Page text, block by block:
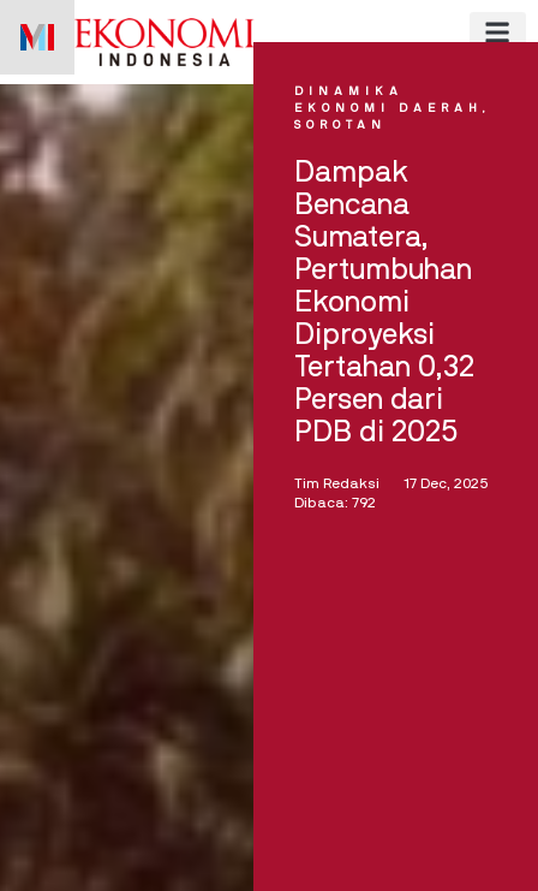
DINAMIKA
EKONOMI DAERAH,
SOROTAN
Dampak
Bencana
Sumatera,
Pertumbuhan
Ekonomi
Diproyeksi
Tertahan 0,32
Persen dari
PDB di 2025
Tim Redaksi
17 Dec, 2025
Dibaca: 792